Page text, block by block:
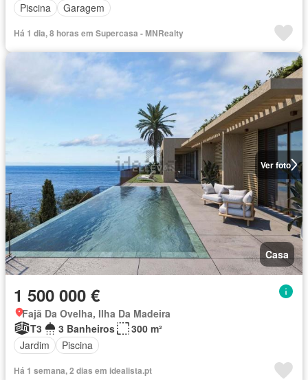
Piscina
Garagem
Há 1 dia, 8 horas em Supercasa - MNRealty
Ver foto
Casa
1 500 000 €
Fajã Da Ovelha, Ilha Da Madeira
T3
3 Banheiros
300 m²
Jardim
Piscina
Há 1 semana, 2 dias em idealista.pt